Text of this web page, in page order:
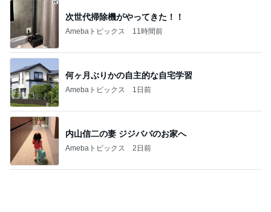
次世代掃除機がやってきた！！
Amebaトピックス 11時間前
何ヶ月ぶりかの自主的な自宅学習
Amebaトピックス 1日前
内山信二の妻 ジジババのお家へ
Amebaトピックス 2日前